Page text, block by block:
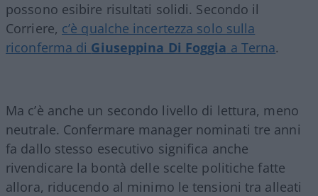
possono esibire risultati solidi. Secondo il
Corriere, c’è qualche incertezza solo sulla
riconferma di Giuseppina Di Foggia a Terna.
Ma c’è anche un secondo livello di lettura, meno
neutrale. Confermare manager nominati tre anni
fa dallo stesso esecutivo significa anche
rivendicare la bontà delle scelte politiche fatte
allora, riducendo al minimo le tensioni tra alleati